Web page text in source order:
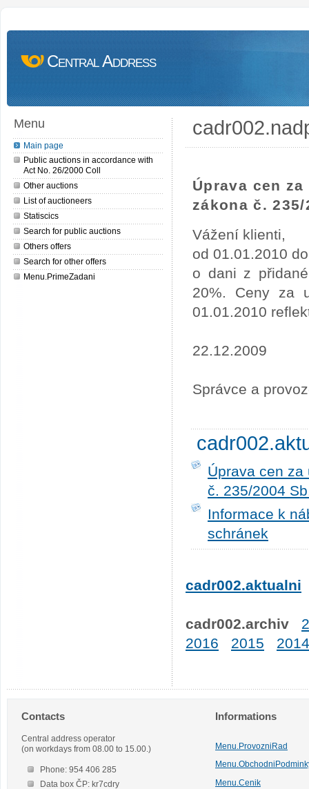
Central Address
Menu
Main page
Public auctions in accordance with
Act No. 26/2000 Coll
Other auctions
List of auctioneers
Statiscics
Search for public auctions
Others offers
Search for other offers
Menu.PrimeZadani
Úprava cen
zákona č. 235/
Vážení klienti,
od 01.01.2010
o dani z
20%. Ceny za
01.01.2010
22.12.2009
Správce a
Úprava cen
č. 235/2004
Informace k
schránek
cadr002.aktualni
cadr002.archiv
2016
2015 2014
Contacts
Central address operator
(on workdays from 08.00 to 15.00.)
Phone: 954 406 285
Data box ČP: kr7cdry
Informations
Menu.ProvozniRad
Menu.Cenik